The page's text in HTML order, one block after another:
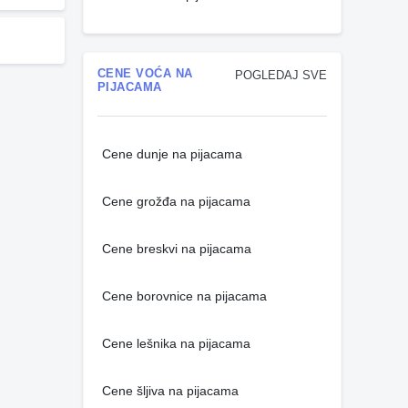
POGLEDAJ SVE
CENE VOĆA NA
PIJACAMA
Cene dunje na pijacama
Cene grožđa na pijacama
Cene breskvi na pijacama
Cene borovnice na pijacama
Cene lešnika na pijacama
Cene šljiva na pijacama